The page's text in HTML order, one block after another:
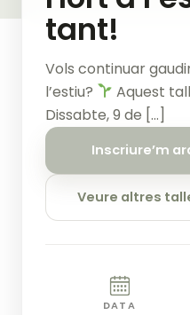
tant!
Vols continuar
l’estiu?
Aquest
Dissabte, 9 de […]
Inscriure’m
Veure altres
DATA